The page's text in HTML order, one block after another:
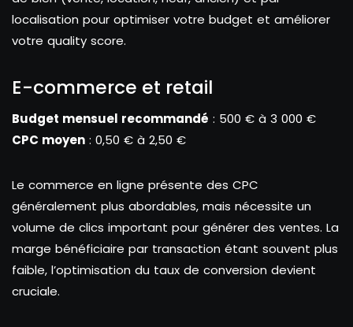
localisation pour optimiser votre budget et améliorer
votre quality score.
E-commerce et retail
Budget mensuel recommandé : 500 € à 3 000 €
CPC moyen : 0,50 € à 2,50 €
Le commerce en ligne présente des CPC
généralement plus abordables, mais nécessite un
volume de clics important pour générer des ventes. La
marge bénéficiaire par transaction étant souvent plus
faible, l’optimisation du taux de conversion devient
cruciale.